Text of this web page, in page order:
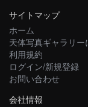
サイトマップ
ホーム
天体写真ギャラリー
利用規約
ログイン/新規登録
お問い合わせ
会社情報